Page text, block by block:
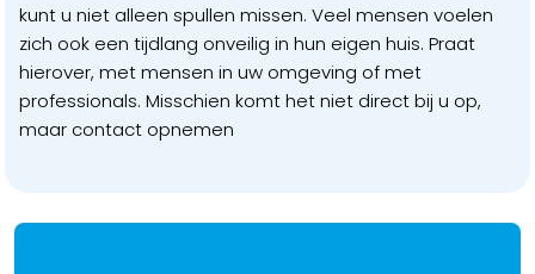
kunt u niet alleen spullen missen. Veel mensen voelen
zich ook een tijdlang onveilig in hun eigen huis. Praat
hierover, met mensen in uw omgeving of met
professionals. Misschien komt het niet direct bij u op,
maar contact opnemen